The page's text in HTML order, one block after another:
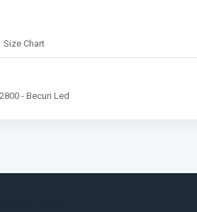
Size Chart
- Becuri Led